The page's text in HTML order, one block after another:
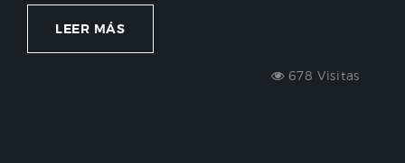
LEER MÁS
678 Visitas